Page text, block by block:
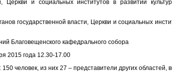
Церкви и социальных институтов в развитии
государственной власти, Церкви и социальных
Благовещенского кафедрального собора
2015 года 12.30-17.00
человек, из них 27 – представители других областей,